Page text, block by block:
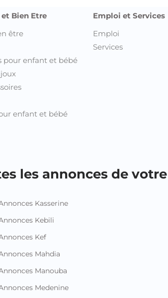
Bien Etre
être
pour enfant et bébé
enfant et bébé
Emploi et Services
Emploi
Services
les annonces de
Kasserine
Kebili
Kef
Mahdia
Manouba
Medenine